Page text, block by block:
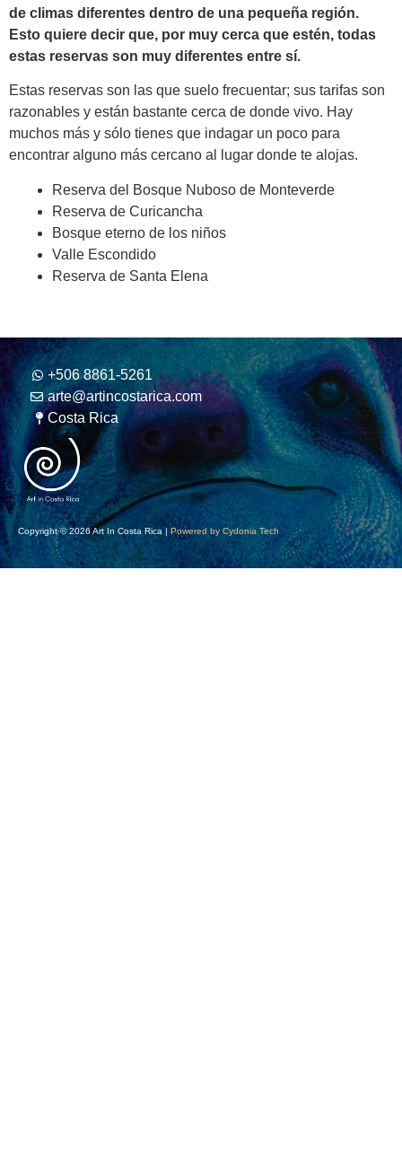
de climas diferentes dentro de una pequeña región.
Esto quiere decir que, por muy cerca que estén, todas
estas reservas son muy diferentes entre sí.
Estas reservas son las que suelo frecuentar; sus tarifas son
razonables y están bastante cerca de donde vivo. Hay
muchos más y sólo tienes que indagar un poco para
encontrar alguno más cercano al lugar donde te alojas.
Reserva del Bosque Nuboso de Monteverde
Reserva de Curicancha
Bosque eterno de los niños
Valle Escondido
Reserva de Santa Elena
+506 8861-5261
arte@artincostarica.com
Costa Rica
Copyright © 2026 Art In Costa Rica | Powered by Cydonia Tech